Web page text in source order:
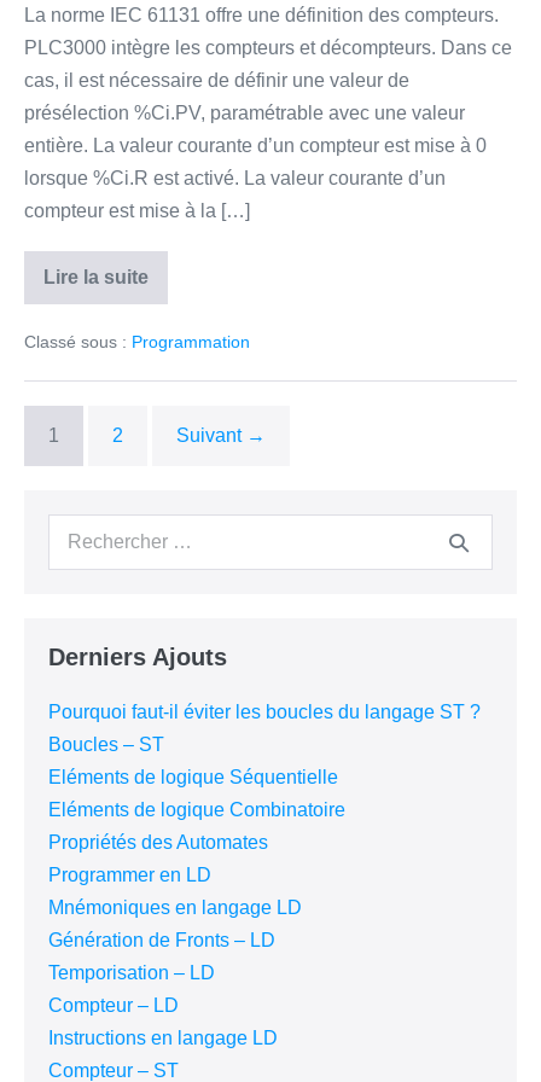
La norme IEC 61131 offre une définition des compteurs.
PLC3000 intègre les compteurs et décompteurs. Dans ce
cas, il est nécessaire de définir une valeur de
présélection %Ci.PV, paramétrable avec une valeur
entière. La valeur courante d’un compteur est mise à 0
lorsque %Ci.R est activé. La valeur courante d’un
compteur est mise à la […]
Lire la suite
Compteur
–
Classé sous : Programmation
1 2 Suivant →
Recherche
Derniers Ajouts
Pourquoi faut-il éviter les boucles du langage ST ?
Boucles – ST
Eléments de logique Séquentielle
Eléments de logique Combinatoire
Propriétés des Automates
Programmer en LD
Mnémoniques en langage LD
Génération de Fronts – LD
Temporisation – LD
Compteur – LD
Instructions en langage LD
Compteur – ST